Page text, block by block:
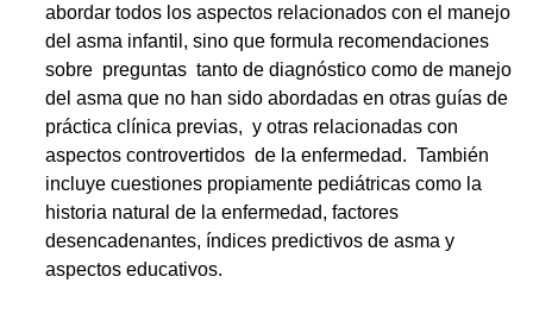
abordar todos los aspectos relacionados con el manejo
del asma infantil, sino que formula recomendaciones
sobre preguntas tanto de diagnóstico como de manejo
del asma que no han sido abordadas en otras guías de
práctica clínica previas, y otras relacionadas con
aspectos controvertidos de la enfermedad. También
incluye cuestiones propiamente pediátricas como la
historia natural de la enfermedad, factores
desencadenantes, índices predictivos de asma y
aspectos educativos.